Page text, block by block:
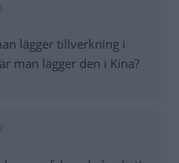
lägger tillverkning i
man lägger den i Kina?